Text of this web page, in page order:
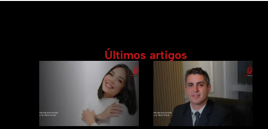
Últimos artigos